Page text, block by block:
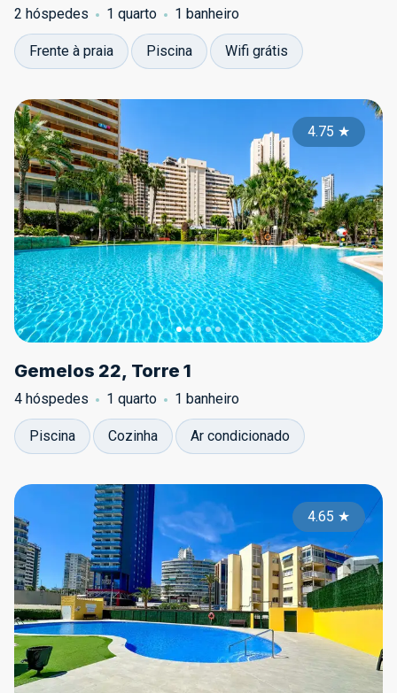
2 hóspedes 1 quarto 1 banheiro
Frente à praia Piscina Wifi grátis
4.75 ★
Gemelos 22, Torre 1
4 hóspedes 1 quarto 1 banheiro
Piscina Cozinha Ar condicionado
4.65 ★